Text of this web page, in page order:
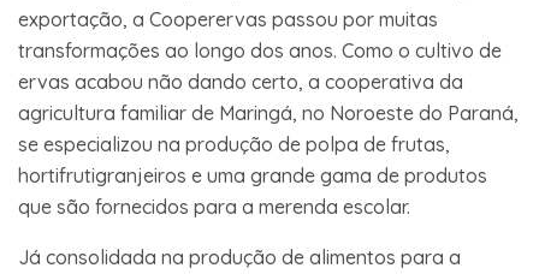
exportação, a Cooperervas passou por muitas
transformações ao longo dos anos. Como o cultivo de
ervas acabou não dando certo, a cooperativa da
agricultura familiar de Maringá, no Noroeste do Paraná,
se especializou na produção de polpa de frutas,
hortifrutigranjeiros e uma grande gama de produtos
que são fornecidos para a merenda escolar.
Já consolidada na produção de alimentos para a